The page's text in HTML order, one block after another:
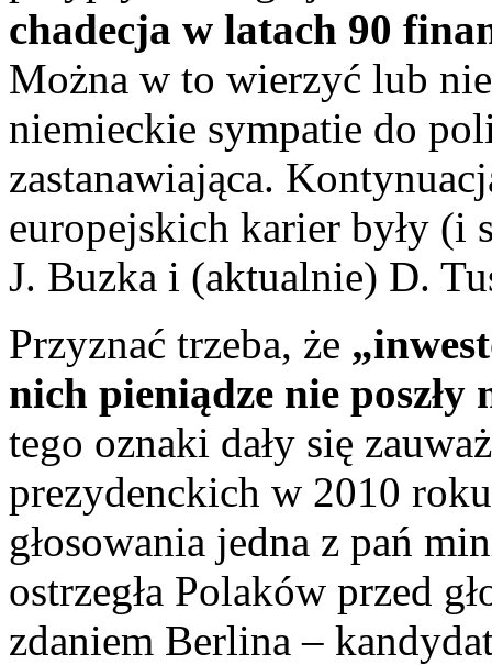
chadecja w latach 90
Można w to wierzyć lub
niemieckie sympatie do
zastanawiająca.
europejskich karier były (i
J. Buzka i (aktualnie) D.
Przyznać trzeba, że
nich pieniądze nie poszły
tego oznaki dały się
prezydenckich w 2010
głosowania jedna z pań
ostrzegła Polaków przed
zdaniem Berlina –